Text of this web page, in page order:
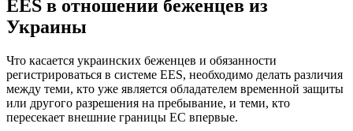
EES в отношении беженцев из
Украины
Что касается украинских беженцев и обязанности
регистрироваться в системе EES, необходимо делать различия
между теми, кто уже является обладателем временной защиты
или другого разрешения на пребывание, и теми, кто
пересекает внешние границы ЕС впервые.